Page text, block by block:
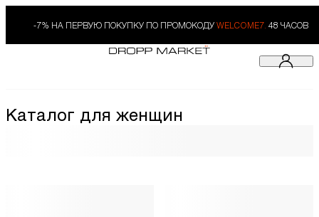
-7% НА ПЕРВУЮ ПОКУПКУ ПО ПРОМОКОДУ WELCOME7. 48 ЧАСОВ
Каталог для женщин